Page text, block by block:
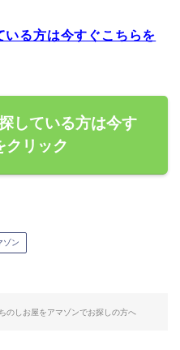
いる方は今すぐこちらを
している方は今す
クリック
ゾン
ちのしお屋をアマゾンでお探しの方へ